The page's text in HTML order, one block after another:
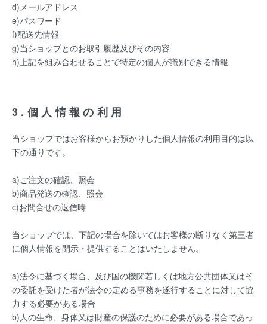
d)メールアドレス
e)パスワード
f)配送先情報
g)当ショップとのお取引履歴及びその内容
h)上記を組み合わせることで特定の個人が識別できる情報
3.個人情報の利用
当ショップではお客様からお預かりした個人情報の利用目的は以
下の通りです。
a)ご注文の確認、照会
b)商品発送の確認、照会
c)お問合せの返信時
当ショップでは、下記の場合を除いてはお客様の断りなく第三者
に個人情報を開示・提供することはいたしません。
a)法令に基づく場合、及び国の機関若しくは地方公共団体又はそ
の委託を受けた者が法令の定める事務を遂行することに対して協
力する必要がある場合
b)人の生命、身体又は財産の保護のために必要がある場合であっ